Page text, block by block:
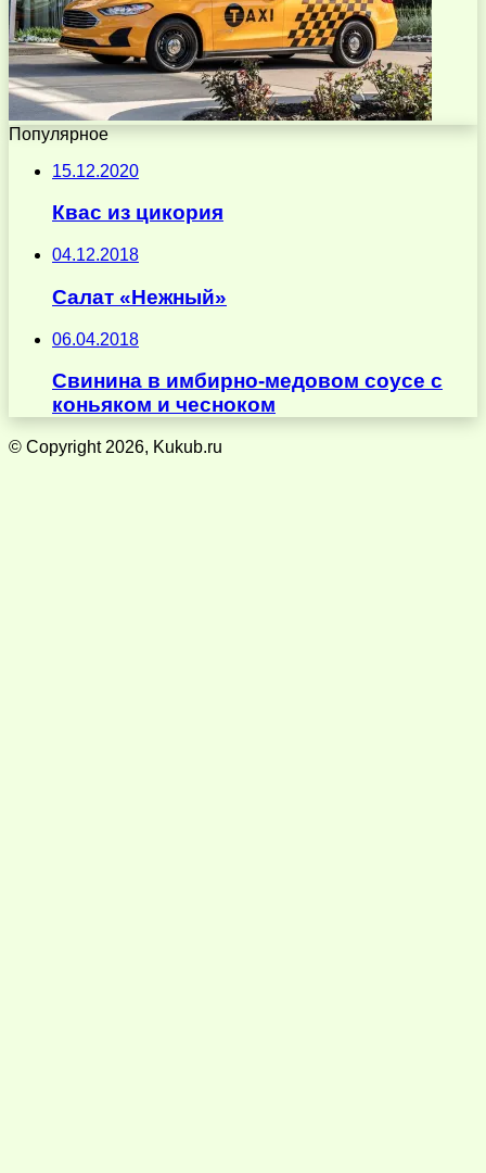
Популярное
15.12.2020
Квас из цикория
04.12.2018
Салат «Нежный»
06.04.2018
Свинина в имбирно-медовом соусе с
коньяком и чесноком
© Copyright 2026, Kukub.ru